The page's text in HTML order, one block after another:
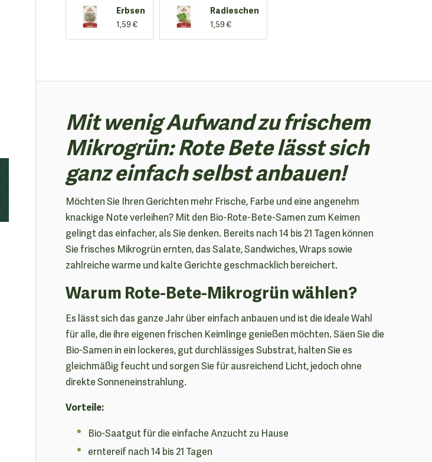
Erbsen
1,59 €
Radieschen
1,59 €
Mit wenig Aufwand zu frischem
Mikrogrün: Rote Bete lässt sich
ganz einfach selbst anbauen!
Möchten Sie Ihren Gerichten mehr Frische, Farbe und eine angenehm
knackige Note verleihen? Mit den Bio-Rote-Bete-Samen zum Keimen
gelingt das einfacher, als Sie denken. Bereits nach 14 bis 21 Tagen können
Sie frisches Mikrogrün ernten, das Salate, Sandwiches, Wraps sowie
zahlreiche warme und kalte Gerichte geschmacklich bereichert.
Warum Rote-Bete-Mikrogrün wählen?
Es lässt sich das ganze Jahr über einfach anbauen und ist die ideale Wahl
für alle, die ihre eigenen frischen Keimlinge genießen möchten. Säen Sie die
Bio-Samen in ein lockeres, gut durchlässiges Substrat, halten Sie es
gleichmäßig feucht und sorgen Sie für ausreichend Licht, jedoch ohne
direkte Sonneneinstrahlung.
Vorteile:
Bio-Saatgut für die einfache Anzucht zu Hause
erntereif nach 14 bis 21 Tagen